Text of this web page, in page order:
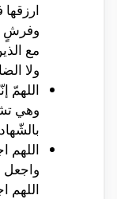
وفرشٍ
مع
ولا
اللهمّ
وهي
اللهم
واجعل